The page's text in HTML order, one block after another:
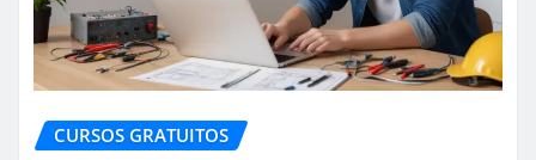
CURSOS GRATUITOS